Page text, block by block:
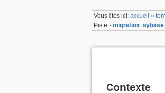
Vous êtes ici:accueil »
Piste: • migration_sybase
Contexte